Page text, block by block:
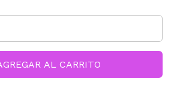
AL CARRITO